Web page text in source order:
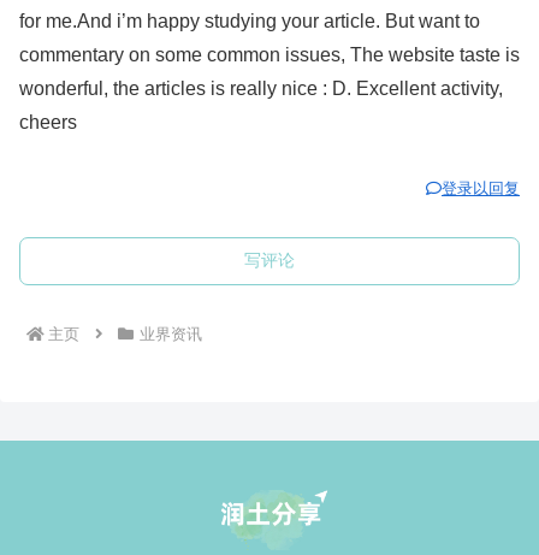
for me.And i’m happy studying your article. But want to
commentary on some common issues, The website taste is
wonderful, the articles is really nice : D. Excellent activity,
cheers
登录以回复
写评论
主页 业界资讯